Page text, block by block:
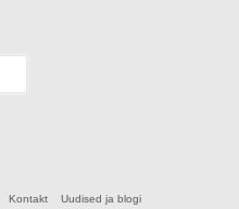
Kontakt Uudised ja blogi